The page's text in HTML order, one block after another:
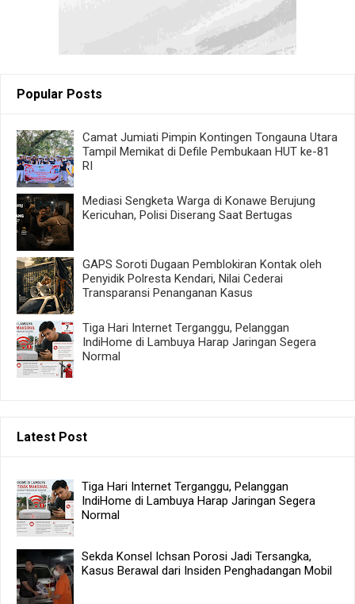
Popular Posts
Camat Jumiati Pimpin Kontingen Tongauna Utara
Tampil Memikat di Defile Pembukaan HUT ke-81
RI
Mediasi Sengketa Warga di Konawe Berujung
Kericuhan, Polisi Diserang Saat Bertugas
GAPS Soroti Dugaan Pemblokiran Kontak oleh
Penyidik Polresta Kendari, Nilai Cederai
Transparansi Penanganan Kasus
Tiga Hari Internet Terganggu, Pelanggan
IndiHome di Lambuya Harap Jaringan Segera
Normal
Latest Post
Tiga Hari Internet Terganggu, Pelanggan
IndiHome di Lambuya Harap Jaringan Segera
Normal
Sekda Konsel Ichsan Porosi Jadi Tersangka,
Kasus Berawal dari Insiden Penghadangan Mobil